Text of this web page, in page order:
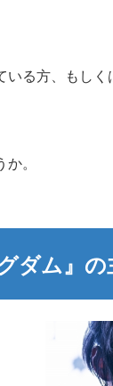
る方、もし
。
ダム』の